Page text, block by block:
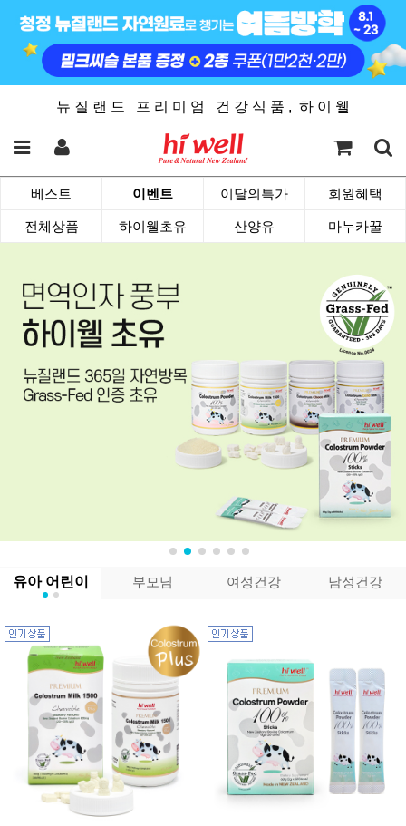
뉴 질 랜 드 프 리 미 엄 건 강 식 품 , 하 이 웰
베스트 이벤트 이달의특가 회원혜택
전체상품 하이웰초유 산양유 마누카꿀
유아 어린이 부모님 여성건강 남성건강